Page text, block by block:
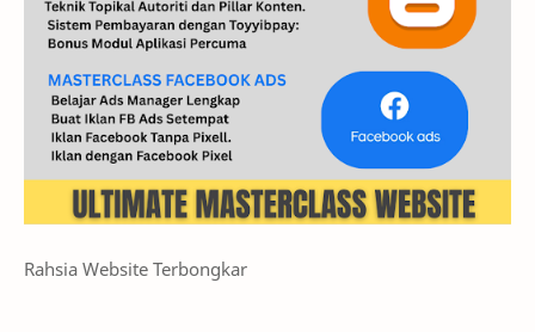
Rahsia Website Terbongkar